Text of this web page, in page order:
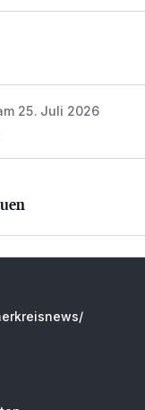
25. Juli 2026